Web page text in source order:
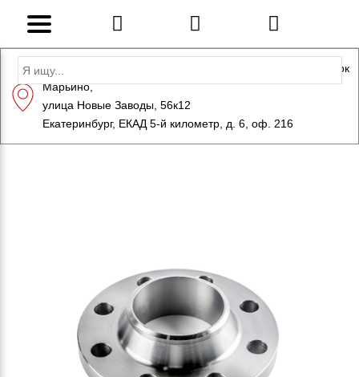
+7 (812) 600-10-15
info@eversteel.ru
Адрес: Санкт-Петербург, Петергоф, Индустриальный парк
Марьино,
улица Новые Заводы, 56к12
Екатеринбург, ЕКАД 5-й километр, д. 6, оф. 216
ЗАКАЗАТЬ ЗВОНОК